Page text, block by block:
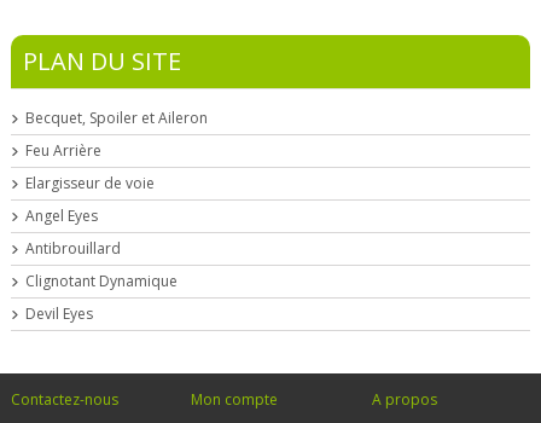
PLAN DU SITE
Becquet, Spoiler et Aileron
Feu Arrière
Elargisseur de voie
Angel Eyes
Antibrouillard
Clignotant Dynamique
Devil Eyes
Contactez-nous Mon compte A propos